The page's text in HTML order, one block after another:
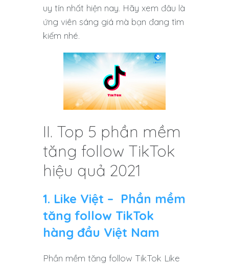
uy tín nhất hiện nay. Hãy xem đâu là
ứng viên sáng giá mà bạn đang tìm
kiếm nhé.
II. Top 5 phần mềm
tăng follow TikTok
hiệu quả 2021
1. Like Việt – Phần mềm
tăng follow TikTok
hàng đầu Việt Nam
Phần mềm tăng follow TikTok Like